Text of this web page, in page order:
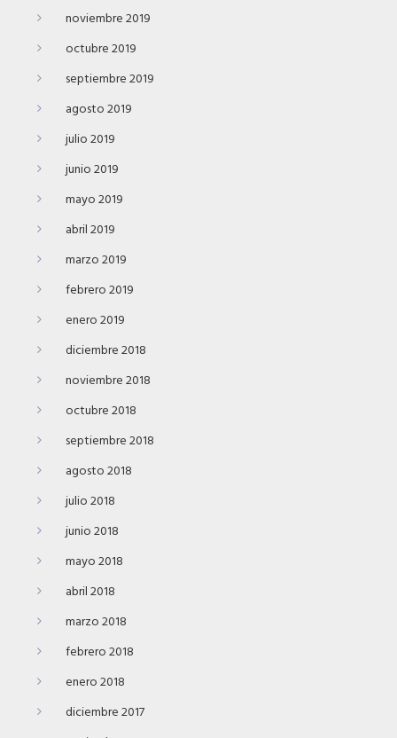
noviembre 2019
octubre 2019
septiembre 2019
agosto 2019
julio 2019
junio 2019
mayo 2019
abril 2019
marzo 2019
febrero 2019
enero 2019
diciembre 2018
noviembre 2018
octubre 2018
septiembre 2018
agosto 2018
julio 2018
junio 2018
mayo 2018
abril 2018
marzo 2018
febrero 2018
enero 2018
diciembre 2017